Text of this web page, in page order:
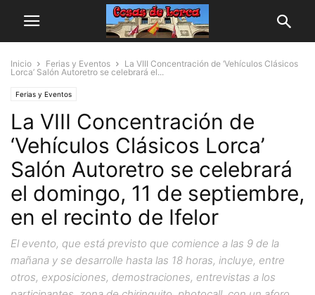
Inicio Ferias y Eventos
La VIII Concentración de ‘Vehículos Clásicos
Lorca’ Salón Autoretro se celebrará el...
Ferias y Eventos
La VIII Concentración de
‘Vehículos Clásicos Lorca’
Salón Autoretro se celebrará
el domingo, 11 de septiembre,
en el recinto de Ifelor
El evento, que está previsto que comience a las 9 de la
mañana y se desarrolle hasta las 18 horas, incluye, entre
otros, exposiciones, demostraciones, entrevistas a los